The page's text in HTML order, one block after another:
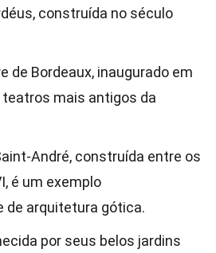
construída no século
de Bordeaux, inaugurado em
teatros mais antigos da
André, construída entre os
é um exemplo
de arquitetura gótica.
por seus belos jardins